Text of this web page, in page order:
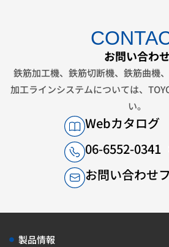
お問い合わせ
鉄筋加工機、鉄筋切断機、鉄筋曲機
加工ラインシステムについては、
い。
Webカタログ
06-6552-0341
お問い合わせ
製品情報